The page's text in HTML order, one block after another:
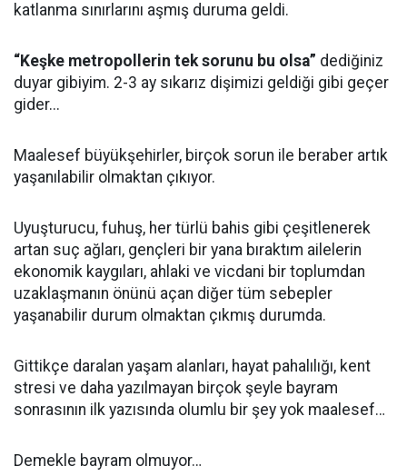
katlanma sınırlarını aşmış duruma geldi.
“Keşke metropollerin tek sorunu bu olsa” dediğiniz
duyar gibiyim. 2-3 ay sıkarız dişimizi geldiği gibi geçer
gider...
Maalesef büyükşehirler, birçok sorun ile beraber artık
yaşanılabilir olmaktan çıkıyor.
Uyuşturucu, fuhuş, her türlü bahis gibi çeşitlenerek
artan suç ağları, gençleri bir yana bıraktım ailelerin
ekonomik kaygıları, ahlaki ve vicdani bir toplumdan
uzaklaşmanın önünü açan diğer tüm sebepler
yaşanabilir durum olmaktan çıkmış durumda.
Gittikçe daralan yaşam alanları, hayat pahalılığı, kent
stresi ve daha yazılmayan birçok şeyle bayram
sonrasının ilk yazısında olumlu bir şey yok maalesef…
Demekle bayram olmuyor…